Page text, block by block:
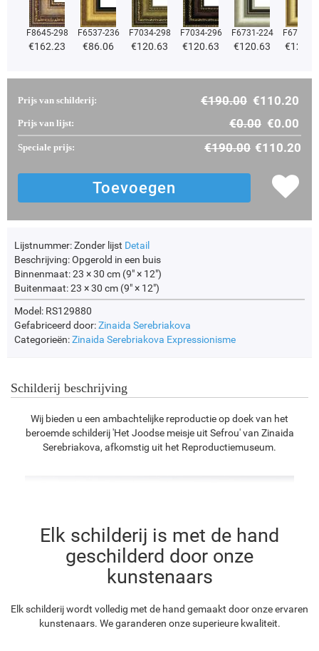
F8645-298
€162.23
F6537-236
€86.06
F7034-298
€120.63
F7034-296
€120.63
F6731-224
€120.63
F6731-
€
Prijs van schilderij: €190.00 €110.20
Prijs van lijst: €0.00 €0.00
Speciale prijs: €190.00 €110.20
Lijstnummer:Zonder lijst Detail
Beschrijving:Opgerold in een buis
Binnenmaat:23 × 30 cm (9" × 12")
Buitenmaat:23 × 30 cm (9" × 12")
Model: RS129880
Gefabriceerd door:Zinaida Serebriakova
Categorieën:Zinaida Serebriakova Expressionisme
Schilderij beschrijving
Wij bieden u een ambachtelijke reproductie op doek van het
beroemde schilderij 'Het Joodse meisje uit Sefrou' van Zinaida
Serebriakova, afkomstig uit het Reproductiemuseum.
Elk schilderij is met de hand
geschilderd door onze
kunstenaars
Elk schilderij wordt volledig met de hand gemaakt door onze ervaren
kunstenaars. We garanderen onze superieure kwaliteit.